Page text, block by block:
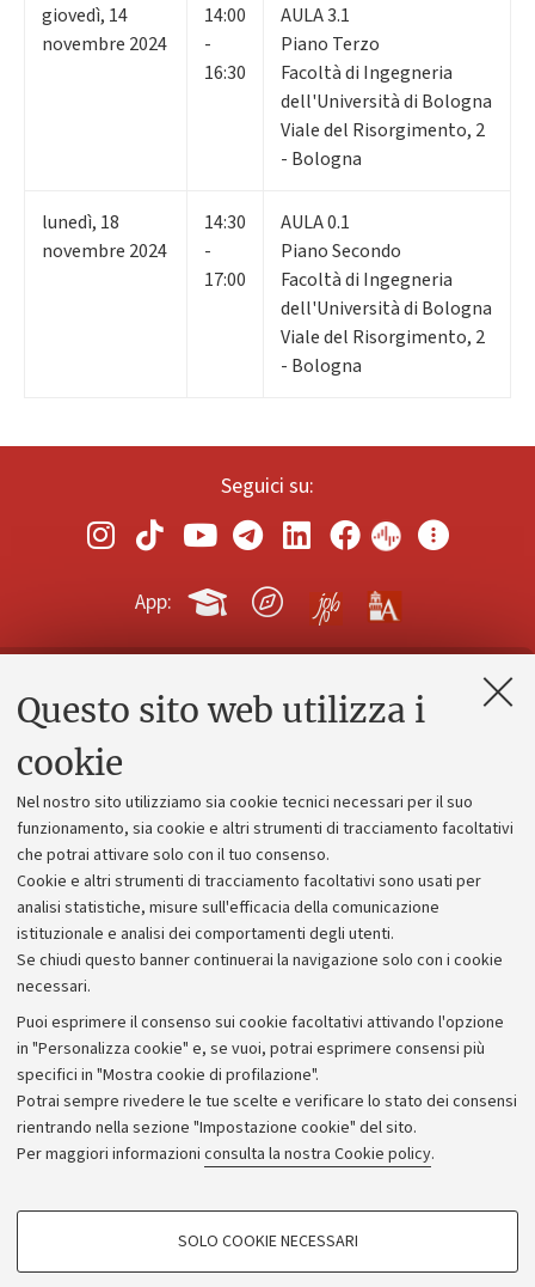
Questo sito web utilizza i
cookie
Nel nostro sito utilizziamo sia cookie tecnici necessari per il suo
funzionamento, sia cookie e altri strumenti di tracciamento facoltativi
che potrai attivare solo con il tuo consenso.
Cookie e altri strumenti di tracciamento facoltativi sono usati per
analisi statistiche, misure sull'efficacia della comunicazione
istituzionale e analisi dei comportamenti degli utenti.
Se chiudi questo banner continuerai la navigazione solo con i cookie
necessari.
Puoi esprimere il consenso sui cookie facoltativi attivando l'opzione
in "Personalizza cookie" e, se vuoi, potrai esprimere consensi più
specifici in "Mostra cookie di profilazione".
Potrai sempre rivedere le tue scelte e verificare lo stato dei consensi
rientrando nella sezione "Impostazione cookie" del sito.
Per maggiori informazioni consulta la nostra Cookie policy.
COOKIE DI PROFILAZIONE - FACOLTATIVI
SOLO COOKIE NECESSARI
giovedì, 14
novembre 2024
14:00
-
16:30
AULA 3.1
Piano Terzo
Facoltà di Ingegneria
dell'Università di Bologna
Viale del Risorgimento, 2
- Bologna
lunedì, 18
novembre 2024
14:30
-
17:00
AULA 0.1
Piano Secondo
Facoltà di Ingegneria
dell'Università di Bologna
Viale del Risorgimento, 2
- Bologna
Seguici su:
App:
Contatti e PEC
Alumni community
Piano strategico
Bilanci
Donazioni e 5x1000
Merchandising - UniboStore
Bandi, gare e concorsi
Albo online
Amministrazione trasparente
Atti di notifica
Informazioni sul sito e accessibilità
Dichiarazione di accessibilità
Privacy e note legali